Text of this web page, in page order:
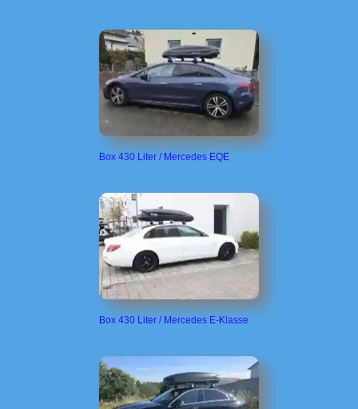
Box 430 Liter / Mercedes EQE
Box 430 Liter / Mercedes E-Klasse